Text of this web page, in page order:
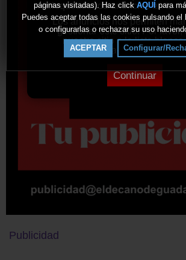
bloqueador de anuncios en tu
Los anuncios nos permiten
gestionar este sitio. Por favor,
nuestro sitio a la lista blanca
bloqueador de
Continuar
páginas visitadas). Haz click AQUÍ para
Puedes aceptar todas las cookies pulsando el
o configurarlas o rechazar su uso
ACEPTAR Configurar/
Publicidad